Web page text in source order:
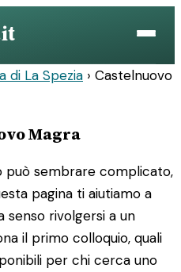
di La Spezia › Castelnuovo
Magra
può sembrare complicato,
pagina ti aiutiamo a
senso rivolgersi a un
il primo colloquio, quali
per chi cerca uno